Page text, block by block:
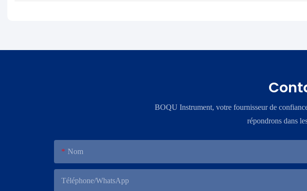
BOQU Instrument, votre fournisseur de
répondrons dans
Nom
Téléphone/WhatsApp